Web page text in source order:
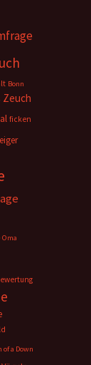
Bonn
Zeuch
ficken
Oma
of a Down